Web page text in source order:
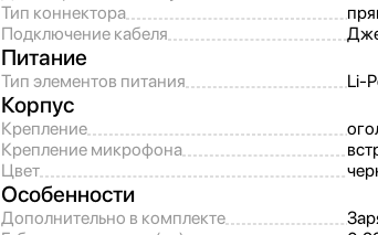
Тип коннектора
Подключение кабеля
Питание
Тип элементов питания Li-
Корпус
Крепление
Крепление микрофона
Цвет
Особенности
Дополнительно в комплекте